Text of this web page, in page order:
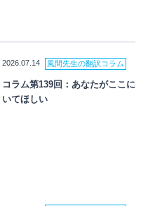
2026.07.14 風間先生の翻訳コラム
コラム第139回：あなたがここに
いてほしい